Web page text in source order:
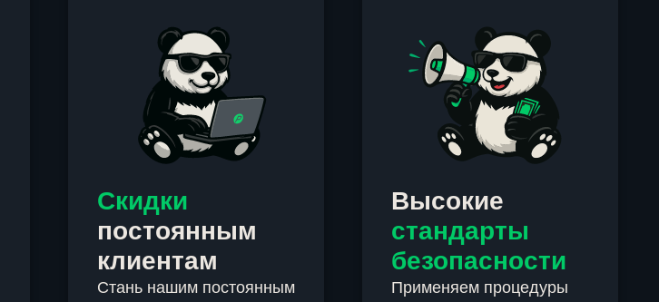
Скидки
постоянным
клиентам
Стань нашим постоянным
Высокие
стандарты
безопасности
Применяем процедуры